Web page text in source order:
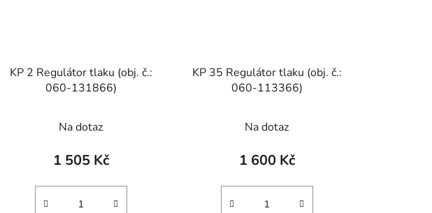
KP 2 Regulátor tlaku (obj. č.:
060-131866)
Na dotaz
1 505 Kč
KP 35 Regulátor tlaku (obj. č.:
060-113366)
Na dotaz
1 600 Kč